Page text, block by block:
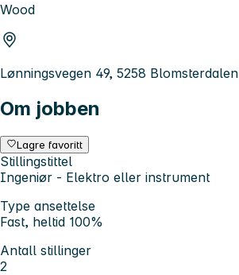
Wood
Lønningsvegen 49, 5258 Blomsterdalen
Om jobben
Lagre favoritt
Stillingstittel
Ingeniør - Elektro eller instrument
Type ansettelse
Fast, heltid 100%
Antall stillinger
2